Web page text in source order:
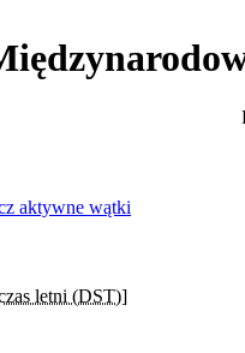
aktywne wątki
letni (DST)]